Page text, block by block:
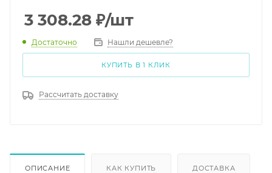
3 308.28 ₽/шт
Достаточно Нашли дешевле?
КУПИТЬ В 1 КЛИК
Рассчитать доставку
ОПИСАНИЕ КАК КУПИТЬ ДОСТАВКА